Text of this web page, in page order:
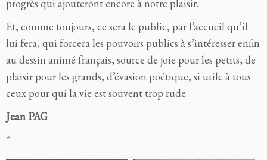
progrès qui ajouteront encore à notre plaisir.
Et, comme toujours, ce sera le public, par l’accueil qu’il
lui fera, qui forcera les pouvoirs publics à s’intéresser enfin
au dessin animé français, source de joie pour les petits, de
plaisir pour les grands, d’évasion poétique, si utile à tous
ceux pour qui la vie est souvent trop rude.
Jean PAG
*